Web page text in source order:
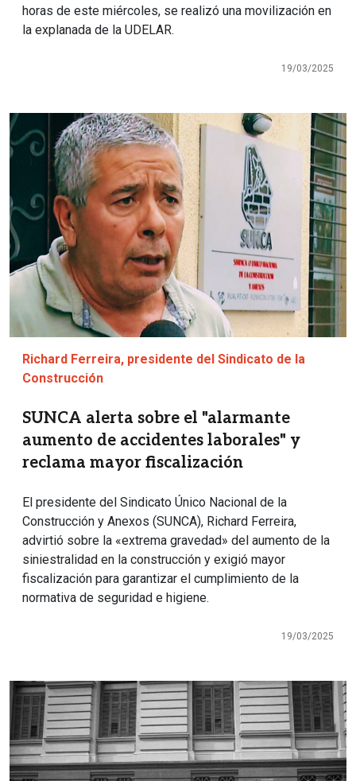
horas de este miércoles, se realizó una movilización en
la explanada de la UDELAR.
19/03/2025
Imagen
Richard Ferreira, presidente del Sindicato de la
Construcción
SUNCA alerta sobre el "alarmante
aumento de accidentes laborales" y
reclama mayor fiscalización
El presidente del Sindicato Único Nacional de la
Construcción y Anexos (SUNCA), Richard Ferreira,
advirtió sobre la «extrema gravedad» del aumento de la
siniestralidad en la construcción y exigió mayor
fiscalización para garantizar el cumplimiento de la
normativa de seguridad e higiene.
19/03/2025
Imagen